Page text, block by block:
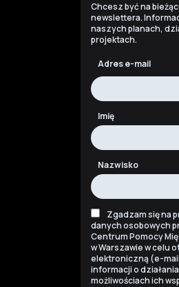
Chcesz być na
newslettera.
naszych planach,
projektach.
Adres e-mail
Imię
Nazwisko
Zgadzam się na
danych osobowych
Centrum Pomocy
w Warszawie w celu
elektroniczną (e-
informacji o
możliwościach ich